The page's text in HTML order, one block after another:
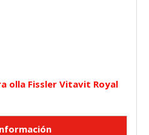
olla Fissler Vitavit Royal